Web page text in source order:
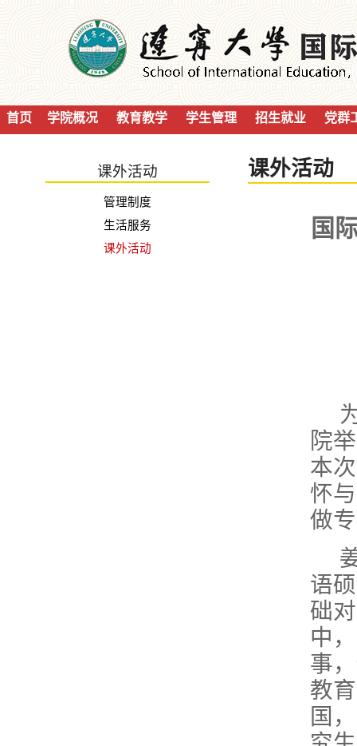
首页 学院概况 教育教学 学生管理 招生就业 党群
课外活动
管理制度
生活服务
课外活动
课外活动
国
院
本
怀
做
语
础
中
事
教
国